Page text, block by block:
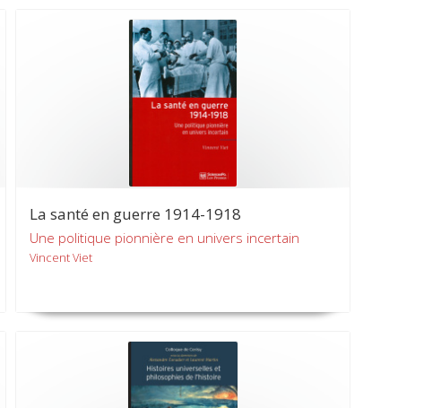
La santé en guerre 1914-1918
Une politique pionnière en univers incertain
Vincent Viet